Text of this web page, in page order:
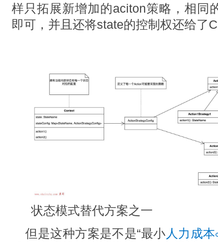
样只拓展新增加的aciton策略，相同
即可，并且还将state的控制权还给了
状态模式替代方案之一
但是这种方案是不是“最小 人力成本